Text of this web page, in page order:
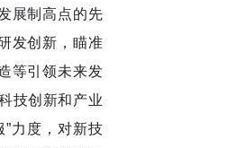
展制高点的先
发创新，瞄准
等引领未来发
技创新和产业
力度，对新技